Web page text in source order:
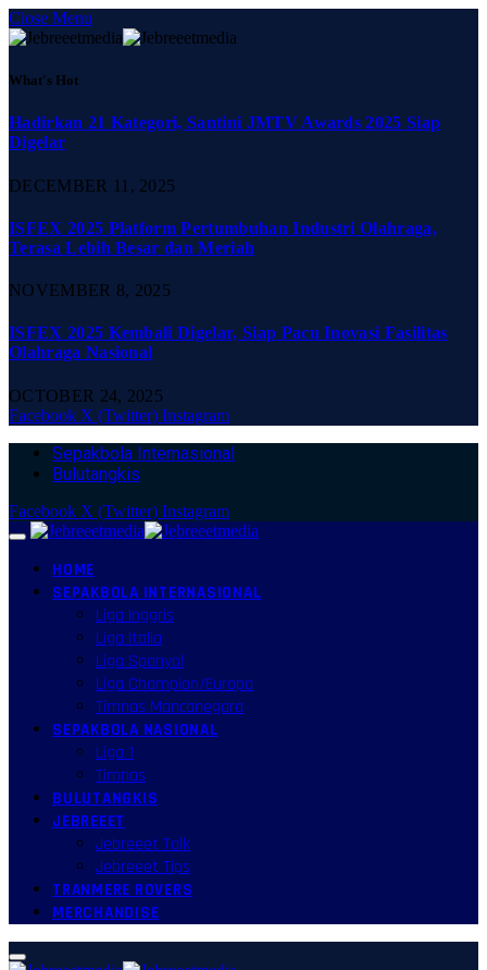
Close Menu
What's Hot
Hadirkan 21 Kategori, Santini JMTV Awards 2025 Siap
Digelar
DECEMBER 11, 2025
ISFEX 2025 Platform Pertumbuhan Industri Olahraga,
Terasa Lebih Besar dan Meriah
NOVEMBER 8, 2025
ISFEX 2025 Kembali Digelar, Siap Pacu Inovasi Fasilitas
Olahraga Nasional
OCTOBER 24, 2025
Facebook X (Twitter) Instagram
Sepakbola Internasional
Bulutangkis
Facebook X (Twitter) Instagram
HOME
SEPAKBOLA INTERNASIONAL
Liga Inggris
Liga Italia
Liga Spanyol
Liga Champion/Europa
Timnas Mancanegara
SEPAKBOLA NASIONAL
Liga 1
Timnas
BULUTANGKIS
JEBREEET
Jebreeet Talk
Jebreeet Tips
TRANMERE ROVERS
MERCHANDISE